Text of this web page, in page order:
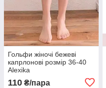
Гольфи жіночі бежеві
капрлонові розмір 36-40
Alexika
110 ₴/пара